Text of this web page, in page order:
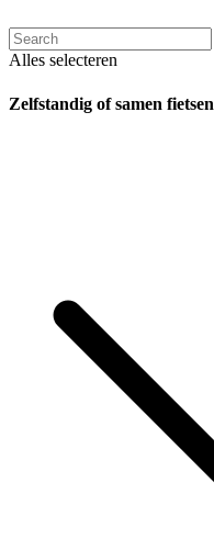
Alles selecteren
Zelfstandig of samen fietsen